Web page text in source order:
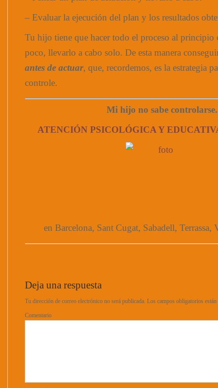
– Evaluar la ejecución del plan y los resultados
Tu hijo tiene que hacer todo el proceso al principio
poco, llevarlo a cabo solo. De esta manera
antes de actuar, que, recordemos, es la estrategia
controle.
Mi hijo no sabe controlarse.
ATENCIÓN PSICOLÓGICA Y
en Barcelona, Sant Cugat, Sabadell, Terrassa,
Deja una respuesta
Tu dirección de correo electrónico no será publicada. Los campos obligatorios
Comentario